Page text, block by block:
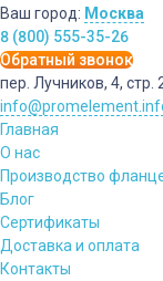
Ваш город: Москва
8 (800) 555-35-26
Обратный звонок
пер. Лучников, 4, стр.
Главная
О нас
Производство
Блог
Сертификаты
Доставка и оплата
Контакты